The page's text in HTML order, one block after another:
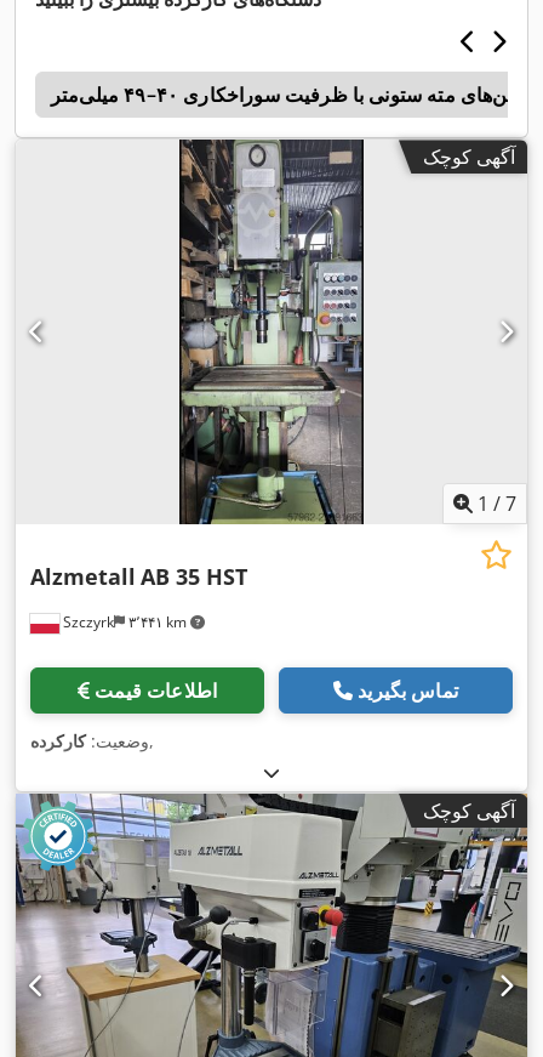
مته ستونی با ظرفیت سوراخکاری ۴۰–۴۹ میلی‌متر
آگهی کوچک
1 /7
Szczyrk ۳٬۴۴۱ km
Alzmetall AB 35 HST
اطلاعات قیمت تماس بگیرید
وضعیت:کارکرده ,
آگهی کوچک